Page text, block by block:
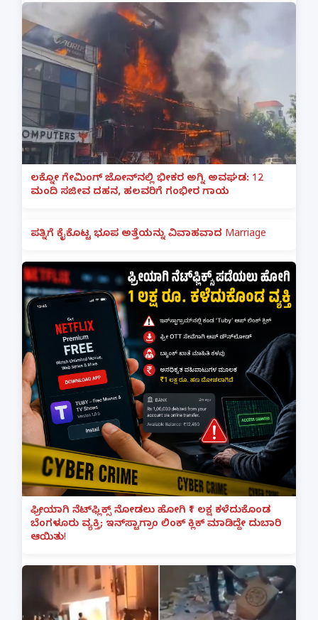
ಲಕ್ನೋ ಗೇಮಿಂಗ್ ಜೋನ್‌ನಲ್ಲಿ ಭೀಕರ ಅಗ್ನಿ ಅವಘಡ: 12
ಮಂದಿ ಸಜೀವ ದಹನ, ಹಲವರಿಗೆ ಗಂಭೀರ ಗಾಯ
ಪತ್ನಿಗೆ ಕೈಕೊಟ್ಟ ಭೂಪ ಅತ್ತೆಯನ್ನು ವಿವಾಹವಾದ Marriage
ಫ್ರೀಯಾಗಿ ನೆಟ್‌ಫ್ಲಿಕ್ಸ್ ನೋಡಲು ಹೋಗಿ ₹1 ಲಕ್ಷ ಕಳೆದುಕೊಂಡ
ಬೆಂಗಳೂರು ವ್ಯಕ್ತಿ; ಇನ್‌ಸ್ಟಾಗ್ರಾಂ ಲಿಂಕ್ ಕ್ಲಿಕ್ ಮಾಡಿದ್ದೇ ದುಬಾರಿ
ಆಯಿತು!